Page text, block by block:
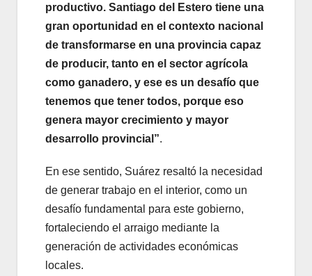
productivo. Santiago del Estero tiene una
gran oportunidad en el contexto nacional
de transformarse en una provincia capaz
de producir, tanto en el sector agrícola
como ganadero, y ese es un desafío que
tenemos que tener todos, porque eso
genera mayor crecimiento y mayor
desarrollo provincial”.
En ese sentido, Suárez resaltó la necesidad
de generar trabajo en el interior, como un
desafío fundamental para este gobierno,
fortaleciendo el arraigo mediante la
generación de actividades económicas
locales.